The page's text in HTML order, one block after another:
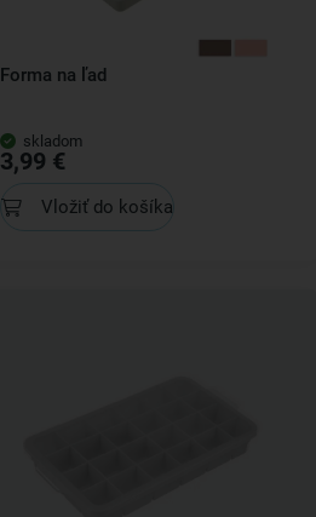
Forma na ľad
skladom
3,99 €
Vložiť do košíka